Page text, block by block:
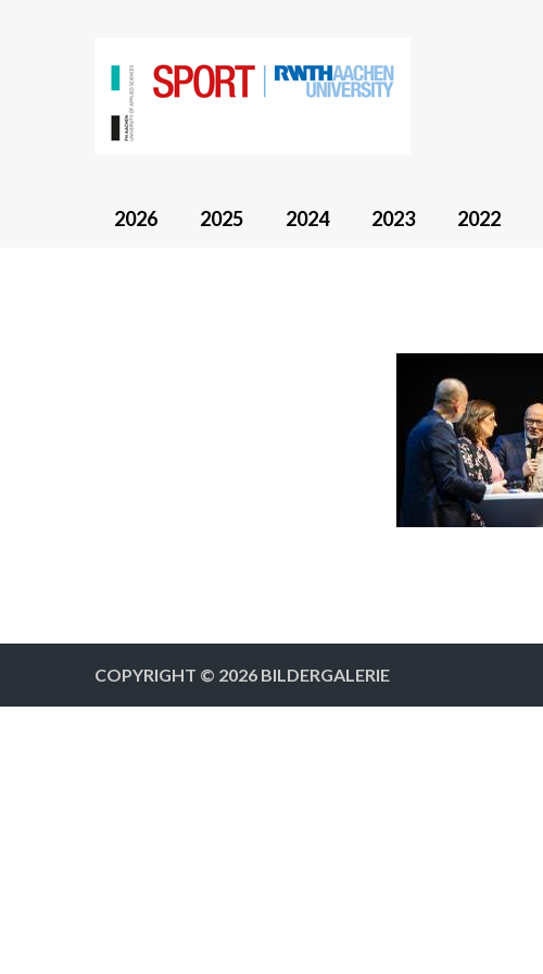
2026 2025 2024 2023 2022
COPYRIGHT © 2026 BILDERGALERIE